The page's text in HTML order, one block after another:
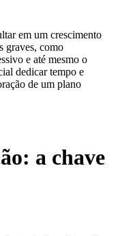
em um crescimento
graves, como
e até mesmo o
dedicar tempo e
de um plano
a chave